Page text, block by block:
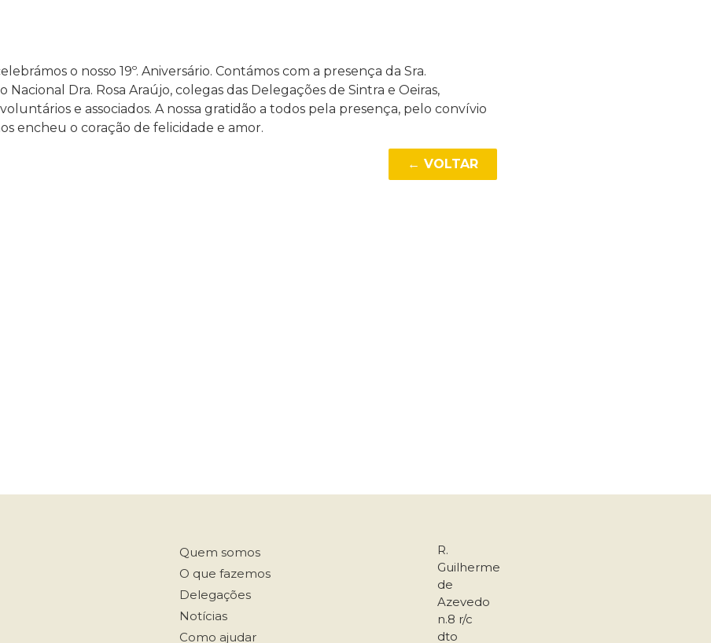
o nosso 19º. Aniversário. Contámos com a presença da Sra.
Nacional Dra. Rosa Araújo, colegas das Delegações de Sintra e Oeiras,
e associados. A nossa gratidão a todos pela presença, pelo convívio
encheu o coração de felicidade e amor.
← VOLTAR
Quem somos
O que fazemos
Delegações
Notícias
Como ajudar
R.
Guilherme
de
Azevedo
n.8 r/c
dto